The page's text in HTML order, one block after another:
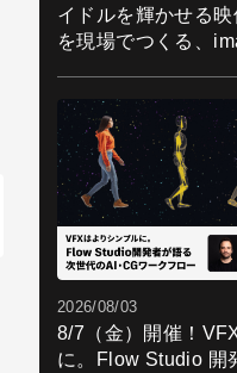
イドルを輝かせる
を現場でつくる、
2026/08/03
8/7（金）開催！
に。Flow Studio 開